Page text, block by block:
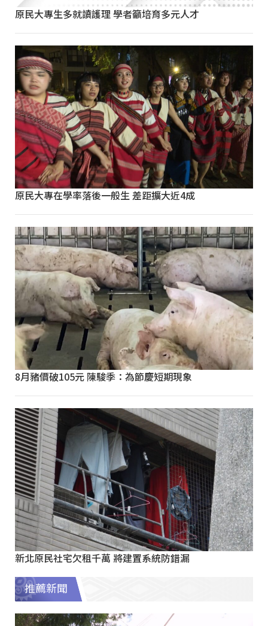
原民大專生多就讀護理 學者籲培育多元人才
原民大專在學率落後一般生 差距擴大近4成
8月豬價破105元 陳駿季：為節慶短期現象
新北原民社宅欠租千萬 將建置系統防錯漏
推薦新聞